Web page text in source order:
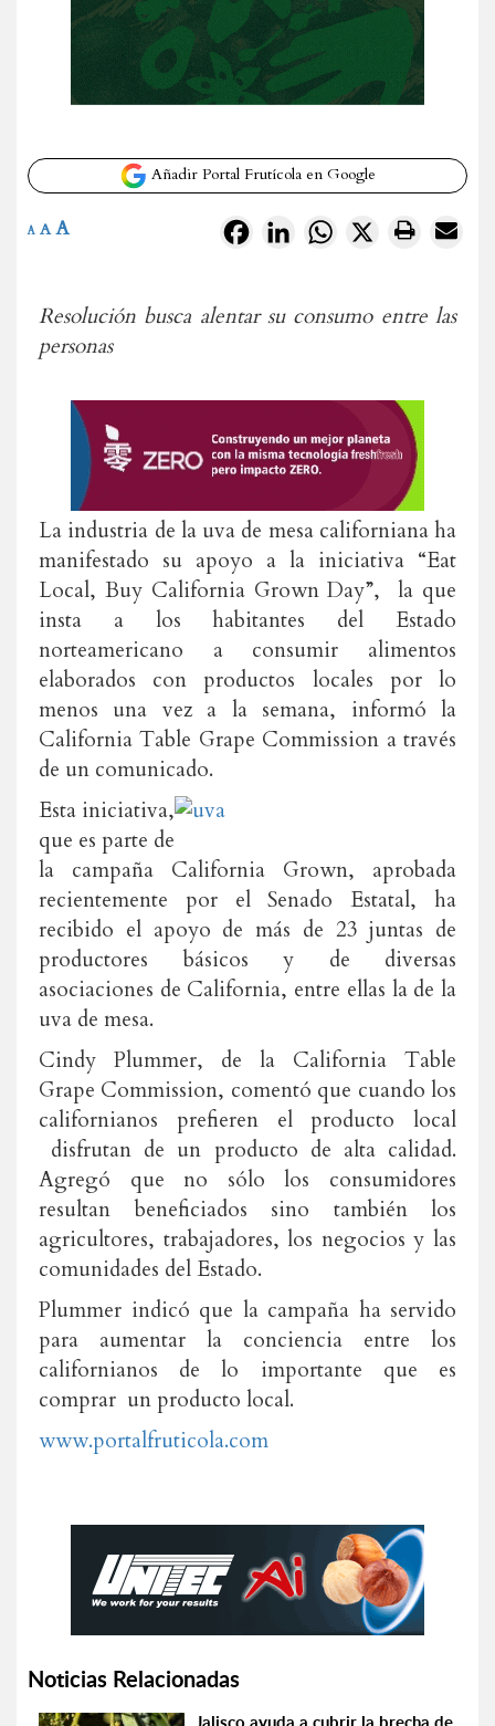
Añadir Portal Frutícola en Google
FacebookLinkedInWhatsApp
X
A A A
Resolución busca alentar su consumo entre las
personas
La industria de la uva de mesa californiana ha
manifestado su apoyo a la iniciativa “Eat
Local, Buy California Grown Day”, la que
insta a los habitantes del Estado
norteamericano a consumir alimentos
elaborados con productos locales por lo
menos una vez a la semana, informó la
California Table Grape Commission a través
de un comunicado.
Esta iniciativa,
que es parte de
la campaña California Grown, aprobada
recientemente por el Senado Estatal, ha
recibido el apoyo de más de 23 juntas de
productores básicos y de diversas
asociaciones de California, entre ellas la de la
uva de mesa.
Cindy Plummer, de la California Table
Grape Commission, comentó que cuando los
californianos prefieren el producto local
disfrutan de un producto de alta calidad.
Agregó que no sólo los consumidores
resultan beneficiados sino también los
agricultores, trabajadores, los negocios y las
comunidades del Estado.
Plummer indicó que la campaña ha servido
para aumentar la conciencia entre los
californianos de lo importante que es
comprar un producto local.
www.portalfruticola.com
Noticias Relacionadas